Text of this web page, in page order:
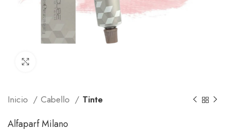
Inicio Cabello Tinte
Alfaparf Milano